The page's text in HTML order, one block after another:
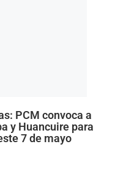
PCM convoca a
y Huancuire para
7 de mayo